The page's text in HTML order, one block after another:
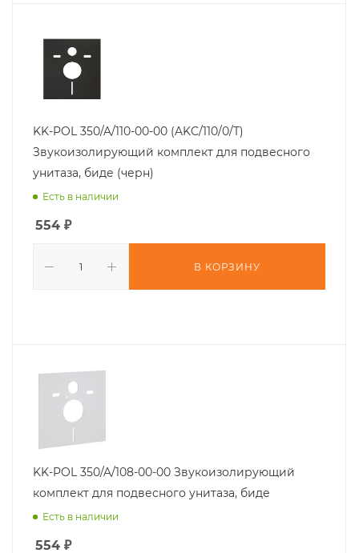
KK-POL 350/A/110-00-00 (AKC/110/0/T)
Звукоизолирующий комплект для подвесного
унитаза, биде (черн)
Есть в наличии
554 ₽
В КОРЗИНУ
KK-POL 350/A/108-00-00 Звукоизолирующий
комплект для подвесного унитаза, биде
Есть в наличии
554 ₽